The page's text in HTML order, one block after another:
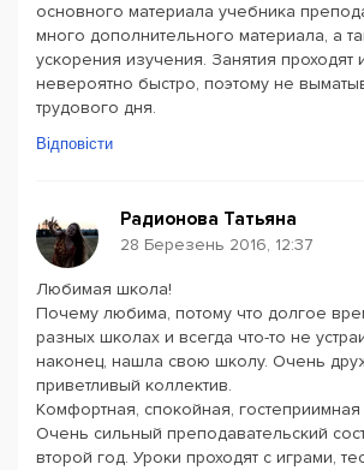
основного материала учебника
много дополнительного материала, а
ускорения изучения. Занятия проходят
невероятно быстро, поэтому не
трудового дня.
Відповісти
Радионова Татьяна
28 Березень 2016, 12:37
Любимая школа!
Почему любима, потому что долгое
разных школах и всегда что-то не
наконец, нашла свою школу. Очень
приветливый коллектив.
Комфортная, спокойная,
Очень сильный преподавательский
второй год. Уроки проходят с играми,